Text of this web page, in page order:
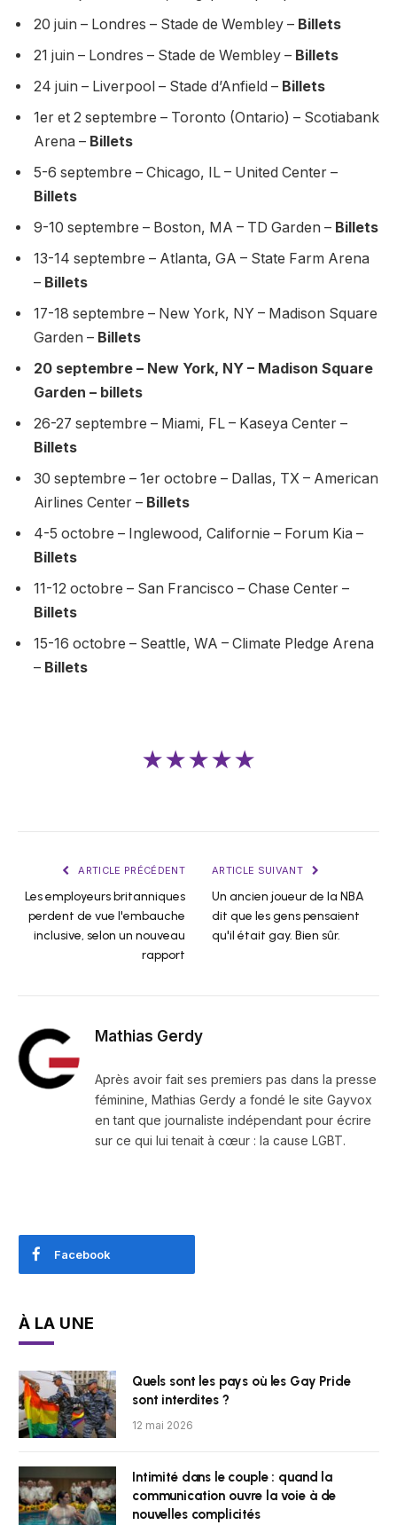
20 juin – Londres – Stade de Wembley – Billets
21 juin – Londres – Stade de Wembley – Billets
24 juin – Liverpool – Stade d’Anfield – Billets
1er et 2 septembre – Toronto (Ontario) – Scotiabank
Arena – Billets
5-6 septembre – Chicago, IL – United Center –
Billets
9-10 septembre – Boston, MA – TD Garden – Billets
13-14 septembre – Atlanta, GA – State Farm Arena
– Billets
17-18 septembre – New York, NY – Madison Square
Garden – Billets
20 septembre – New York, NY – Madison Square
Garden – billets
26-27 septembre – Miami, FL – Kaseya Center –
Billets
30 septembre – 1er octobre – Dallas, TX – American
Airlines Center – Billets
4-5 octobre – Inglewood, Californie – Forum Kia –
Billets
11-12 octobre – San Francisco – Chase Center –
Billets
15-16 octobre – Seattle, WA – Climate Pledge Arena
– Billets
★★★★★
ARTICLE PRÉCÉDENT
Les employeurs britanniques
perdent de vue l'embauche
inclusive, selon un nouveau
rapport
ARTICLE SUIVANT
Un ancien joueur de la NBA
dit que les gens pensaient
qu'il était gay. Bien sûr.
Mathias Gerdy
Après avoir fait ses premiers pas dans la presse
féminine, Mathias Gerdy a fondé le site Gayvox
en tant que journaliste indépendant pour écrire
sur ce qui lui tenait à cœur : la cause LGBT.
Facebook
À LA UNE
Quels sont les pays où les Gay Pride
sont interdites ?
12 mai 2026
Intimité dans le couple : quand la
communication ouvre la voie à de
nouvelles complicités